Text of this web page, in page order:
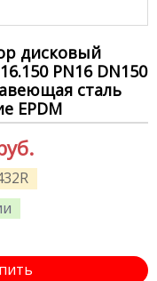
дисковый
PN16 DN150
сталь
EPDM